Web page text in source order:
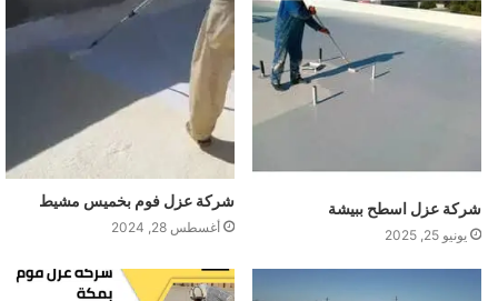
شركة عزل اسطح ببيشة
يونيو 25, 2025
شركة عزل فوم بخميس مشيط
أغسطس 28, 2024